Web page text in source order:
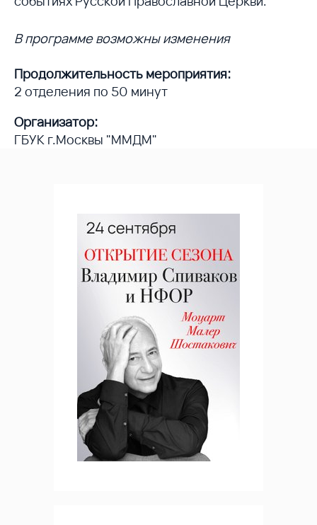
В программе возможны изменения
Продолжительность мероприятия:
2 отделения по 50 минут
Организатор:
ГБУК г.Москвы "ММДМ"